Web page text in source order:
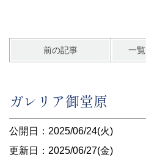
前の記事 一覧
ガレリア御堂原
公開日：2025/06/24(火)
更新日：2025/06/27(金)